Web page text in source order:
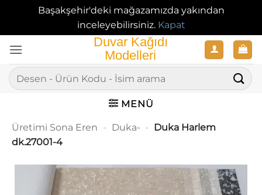
Başakşehir'deki mağazamızda yakından
inceleyebilirsiniz. Kapat
atla
Ara:
MENÜ
Üretimi Sona Eren - Duka- - Duka Harlem
dk.27001-4